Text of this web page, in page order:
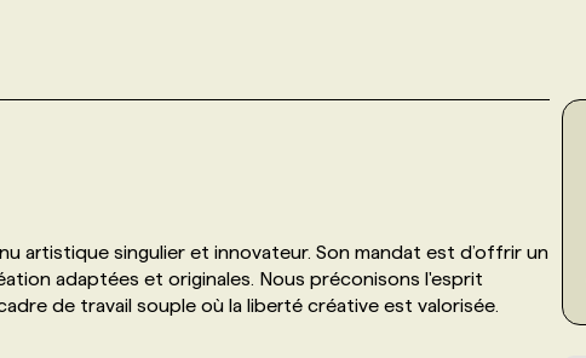
artistique singulier et innovateur. Son mandat est d’offrir un
adaptées et originales. Nous préconisons l'esprit
de travail souple où la liberté créative est valorisée.